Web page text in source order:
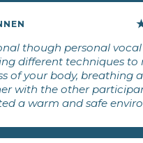
though personal
different techniques to
of your body, breathing
with the other
a warm and safe
known capabilities.